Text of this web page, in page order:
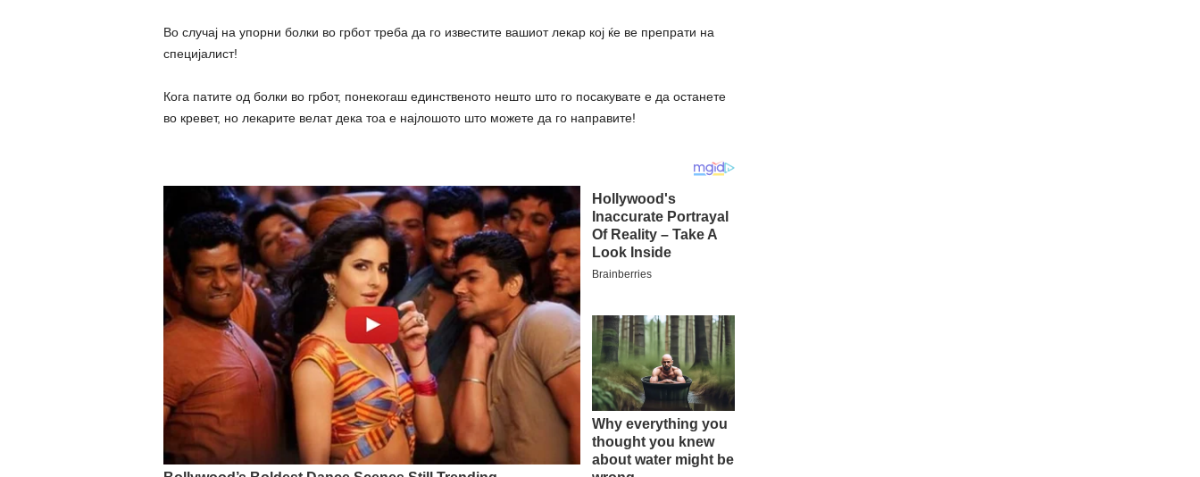
Во случај на упорни болки во грбот треба да го известите вашиот лекар кој ќе ве препрати на
специјалист!
Кога патите од болки во грбот, понекогаш единственото нешто што го посакувате е да останете
во кревет, но лекарите велат дека тоа е најлошото што можете да го направите!